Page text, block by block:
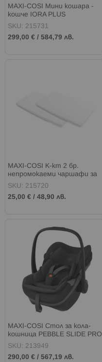
MAXI-COSI Мини кошара -
кошче IORA PLUS
ELEGANCE BEIGE
SKU: 215731
299,00 € / 584,79 лв.
MAXI-COSI К-кт 2 бр.
непромокаеми чаршафи за
кошара MERLIN WHITE
SKU: 215720
25,00 € / 48,90 лв.
MAXI-COSI Стол за кола-
кошница PEBBLE SLIDE PRO
I-SIZE (40-87см) ONYX
SKU: 213949
290,00 € / 567,19 лв.